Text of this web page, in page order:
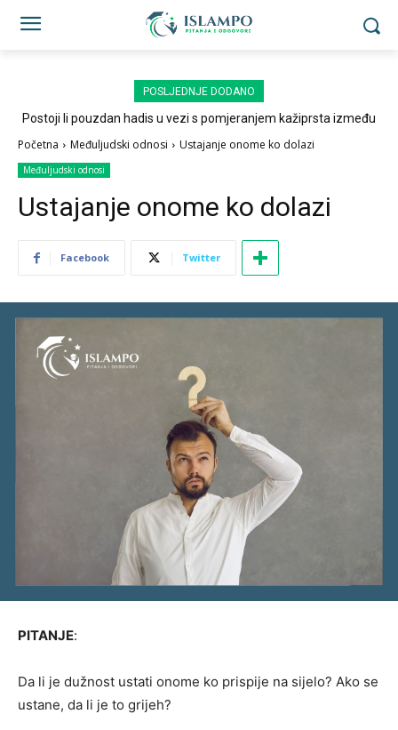
POSLJEDNJE DODANO
Postoji li pouzdan hadis u vezi s pomjeranjem kažiprsta između
Početna Međuljudski odnosi Ustajanje onome ko dolazi
Međuljudski odnosi
Ustajanje onome ko dolazi
Facebook Twitter
PITANJE:
Da li je dužnost ustati onome ko prispije na sijelo? Ako se
ustane, da li je to grijeh?